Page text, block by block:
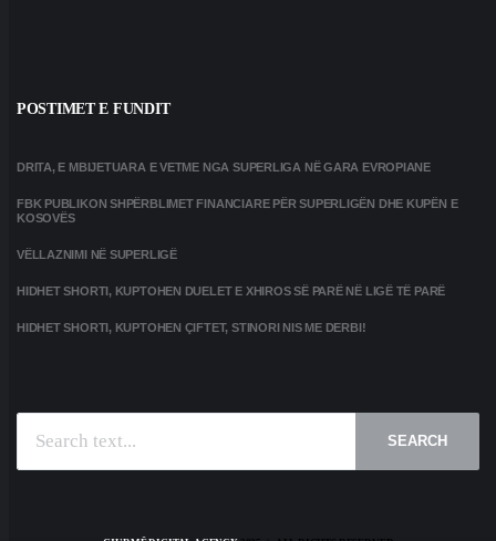
POSTIMET E FUNDIT
DRITA, E MBIJETUARA E VETME NGA SUPERLIGA NË GARA EVROPIANE
FBK PUBLIKON SHPËRBLIMET FINANCIARE PËR SUPERLIGËN DHE KUPËN E
KOSOVËS
VËLLAZNIMI NË SUPERLIGË
HIDHET SHORTI, KUPTOHEN DUELET E XHIROS SË PARË NË LIGË TË PARË
HIDHET SHORTI, KUPTOHEN ÇIFTET, STINORI NIS ME DERBI!
SEARCH